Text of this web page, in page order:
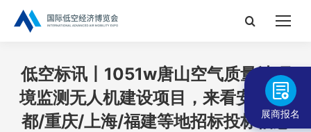
搜
低空标讯丨1051w唐山空气质量站环
境监测无人机建设项目，来看安徽/成
都/重庆/上海/福建等地招标投标信息
展商报名